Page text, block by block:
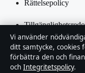
Rättelsepolicy
Integritetspolicy
Kändisar &
Vi använder
ditt samtycke, cookies
förbättra den och
och Integritetspolicy.